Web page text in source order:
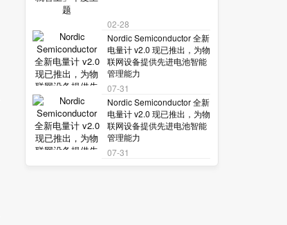
02-28
Nordic Semiconductor 全新
电量计 v2.0 现已推出，为物
联网设备提供先进电池智能
管理能力
07-31
Nordic Semiconductor 全新
电量计 v2.0 现已推出，为物
联网设备提供先进电池智能
管理能力
07-31